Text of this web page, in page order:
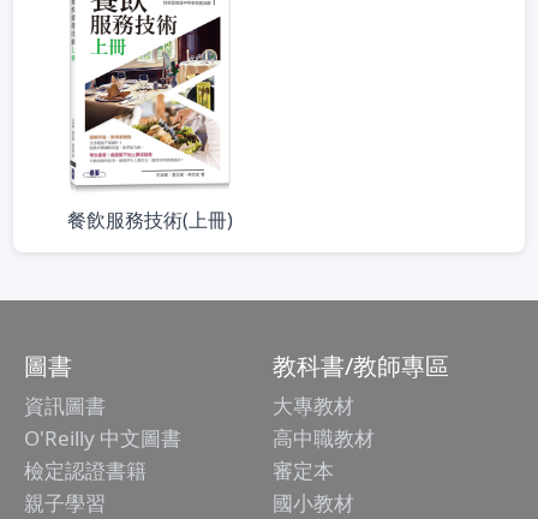
餐飲服務技術(上冊)
圖書
資訊圖書
O'Reilly 中文圖書
檢定認證書籍
親子學習
教科書/教師專區
大專教材
高中職教材
審定本
國小教材